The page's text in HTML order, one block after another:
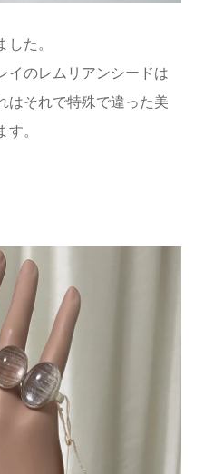
た。
イのレムリアンシードは
はそれで特殊で違った美
。